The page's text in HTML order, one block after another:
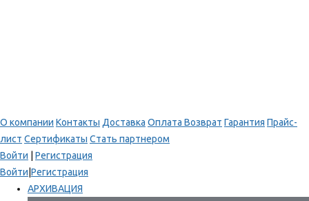
О компании Контакты Доставка Оплата Возврат Гарантия Прайс-
лист Сертификаты Стать партнером
Войти
Регистрация
Войти Регистрация
АРХИВАЦИЯ